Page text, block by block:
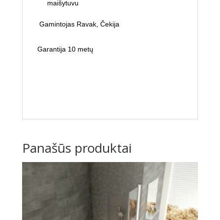
maišytuvu
Gamintojas Ravak, Čekija
Garantija 10 metų
Panašūs produktai